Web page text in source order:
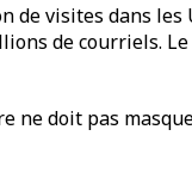
visites dans les
de courriels.
ne doit pas